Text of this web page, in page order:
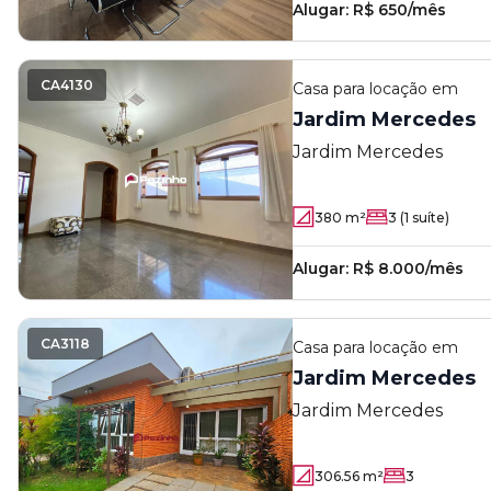
Alugar: R$ 650/mês
CA4130 Casa para locação em
Jardim Mercedes
Jardim Mercedes
380 m² 3 (1 suíte)
Alugar: R$ 8.000/mês
CA3118 Casa para locação em
Jardim Mercedes
Jardim Mercedes
306.56 m² 3